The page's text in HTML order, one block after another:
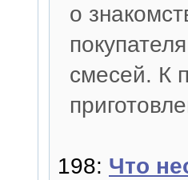
о
смесей. К
198: Что